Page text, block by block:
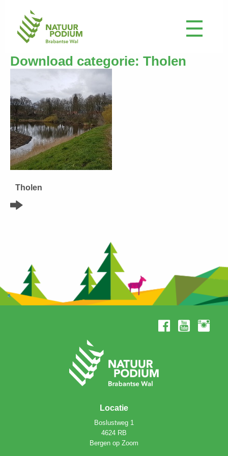
Download categorie: Tholen
Tholen
Locatie
Boslustweg 1
4624 RB
Bergen op Zoom